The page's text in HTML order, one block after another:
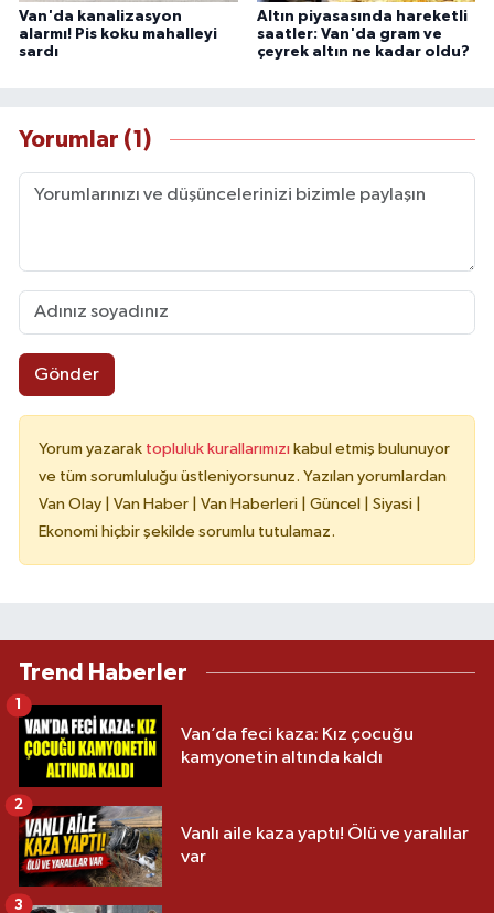
Van'da kanalizasyon
alarmı! Pis koku mahalleyi
sardı
Altın piyasasında hareketli
saatler: Van'da gram ve
çeyrek altın ne kadar oldu?
Yorumlar (1)
Gönder
Yorum yazarak topluluk kurallarımızı kabul etmiş bulunuyor
ve tüm sorumluluğu üstleniyorsunuz. Yazılan yorumlardan
Van Olay | Van Haber | Van Haberleri | Güncel | Siyasi |
Ekonomi hiçbir şekilde sorumlu tutulamaz.
Trend Haberler
Van’da feci kaza: Kız çocuğu
kamyonetin altında kaldı
Vanlı aile kaza yaptı! Ölü ve yaralılar
var
2
3